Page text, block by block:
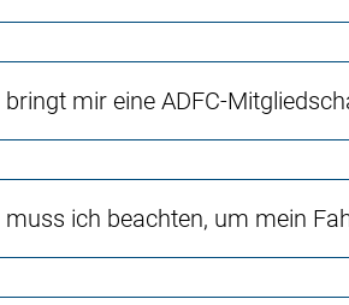
bringt mir eine ADFC-
muss ich beachten, um mein